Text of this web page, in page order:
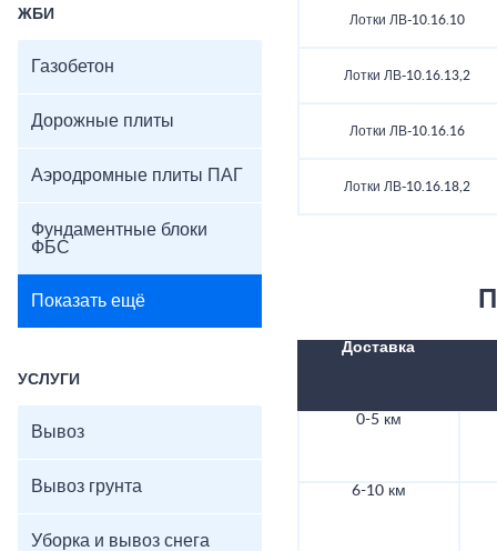
ЖБИ
Газобетон
Дорожные плиты
Аэродромные плиты ПАГ
Фундаментные блоки
ФБС
Показать ещё
УСЛУГИ
Вывоз
Вывоз грунта
Уборка и вывоз снега
Лотки ЛВ-10.16.10
Лотки ЛВ-10.16.13,2
Лотки ЛВ-10.16.16
Лотки ЛВ-10.16.18,2
Доставка
0-5 км
6-10 км